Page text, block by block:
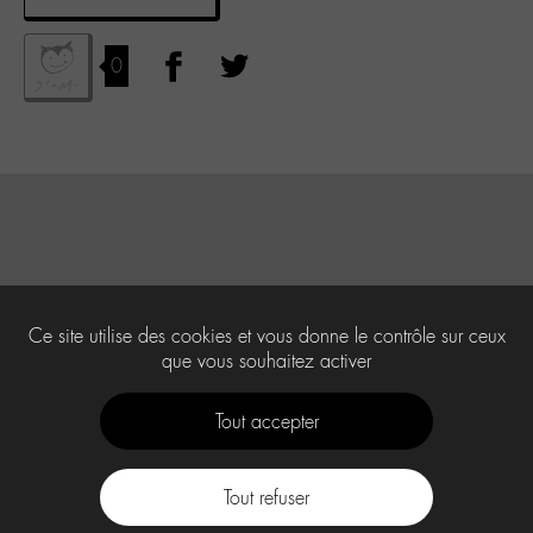
0
Ce site utilise des cookies et vous donne le contrôle sur ceux
que vous souhaitez activer
Tout accepter
Tout refuser